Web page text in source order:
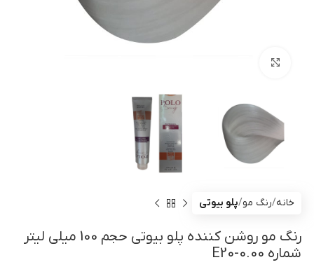
خانه رنگ مو پلو بیوتی
رنگ مو روشن کننده پلو بیوتی حجم 100 میلی لیتر
شماره E20-0.00